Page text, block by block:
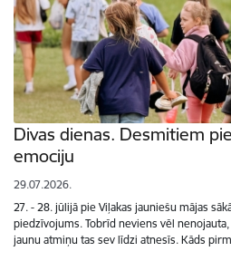
Divas dienas. Desmitiem
emociju
29.07.2026.
27. - 28. jūlijā pie Viļakas jauniešu mājas
piedzīvojums. Tobrīd neviens vēl
jaunu atmiņu tas sev līdzi atnesīs. Kāds